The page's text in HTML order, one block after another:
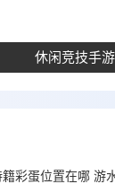
休闲竞技手游
彩蛋位置在哪 游